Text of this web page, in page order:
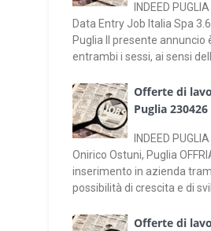
INDEED
Data Entry Job Italia Spa
Puglia Il presente annuncio
entrambi i sessi, ai sensi
Offerte di
Puglia 230426
INDEED
Onirico Ostuni, Puglia
inserimento in azienda
possibilità di crescita e di
Offerte di